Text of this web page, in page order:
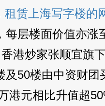
租赁上海写字楼的
每层楼面价值亦涨
港炒家张顺宜旗
及50楼由中资财
港元相比升值超